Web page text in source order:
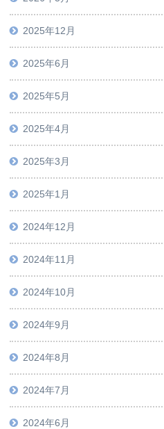
2025年12月
2025年6月
2025年5月
2025年4月
2025年3月
2025年1月
2024年12月
2024年11月
2024年10月
2024年9月
2024年8月
2024年7月
2024年6月